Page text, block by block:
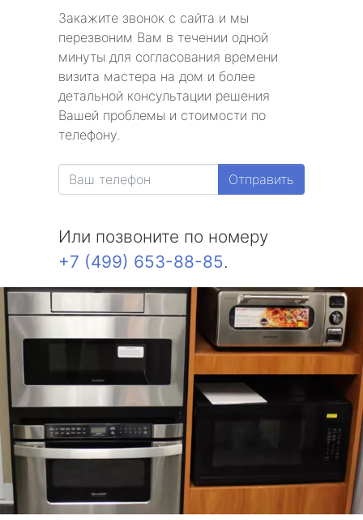
Закажите звонок с сайта и мы
перезвоним Вам в течении одной
минуты для согласования времени
визита мастера на дом и более
детальной консультации решения
Вашей проблемы и стоимости по
телефону.
Отправить
Или позвоните по номеру
+7 (499) 653-88-85.